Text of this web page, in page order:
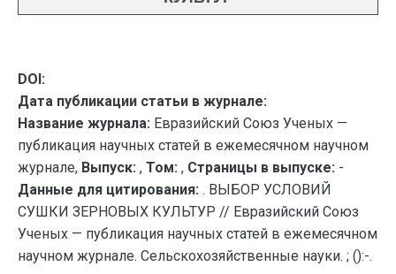
DOI:
Дата публикации статьи в журнале:
Название журнала: Евразийский Союз Ученых —
публикация научных статей в ежемесячном научном
журнале, Выпуск: , Том: , Страницы в выпуске: -
Данные для цитирования: . ВЫБОР УСЛОВИЙ
СУШКИ ЗЕРНОВЫХ КУЛЬТУР // Евразийский Союз
Ученых — публикация научных статей в ежемесячном
научном журнале. Сельскохозяйственные науки. ; ():-.